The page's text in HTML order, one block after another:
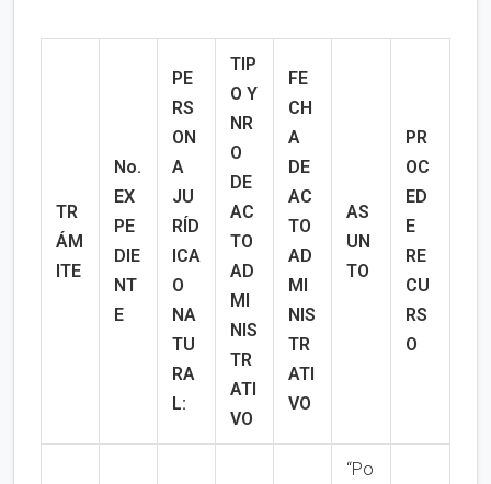
TR
ÁM
ITE
No.
EX
PE
DIE
NT
E
PE
RS
ON
A
JU
RÍD
ICA
O
NA
TU
RA
L:
TIP
O Y
NR
O
DE
AC
TO
AD
MI
NIS
TR
ATI
VO
FE
CH
A
DE
AC
TO
AD
MI
NIS
TR
ATI
VO
AS
UN
TO
PR
OC
ED
E
RE
CU
RS
O
“Po